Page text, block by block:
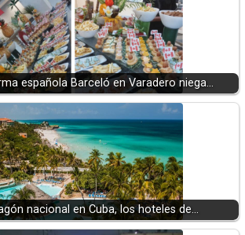
española Barceló en Varadero niega…
nacional en Cuba, los hoteles de…